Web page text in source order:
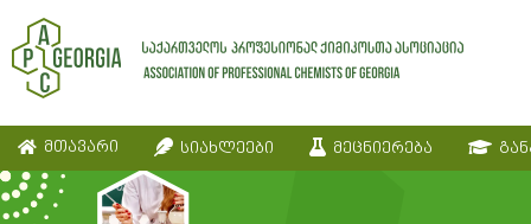
მთავარი სიახლეები მეცნიერება